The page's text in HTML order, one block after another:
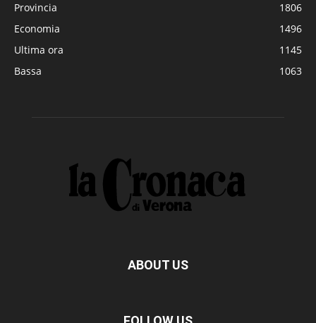
Provincia
1806
Economia
1496
Ultima ora
1145
Bassa
1063
ABOUT US